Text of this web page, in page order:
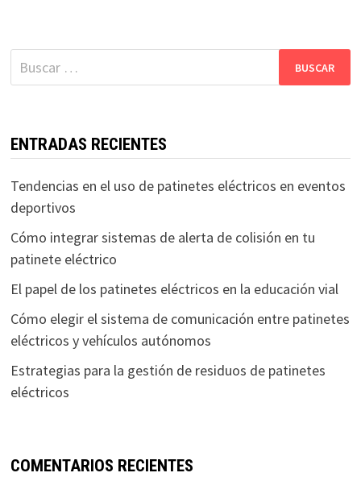
Buscar:
ENTRADAS RECIENTES
Tendencias en el uso de patinetes eléctricos en eventos
deportivos
Cómo integrar sistemas de alerta de colisión en tu
patinete eléctrico
El papel de los patinetes eléctricos en la educación vial
Cómo elegir el sistema de comunicación entre patinetes
eléctricos y vehículos autónomos
Estrategias para la gestión de residuos de patinetes
eléctricos
COMENTARIOS RECIENTES